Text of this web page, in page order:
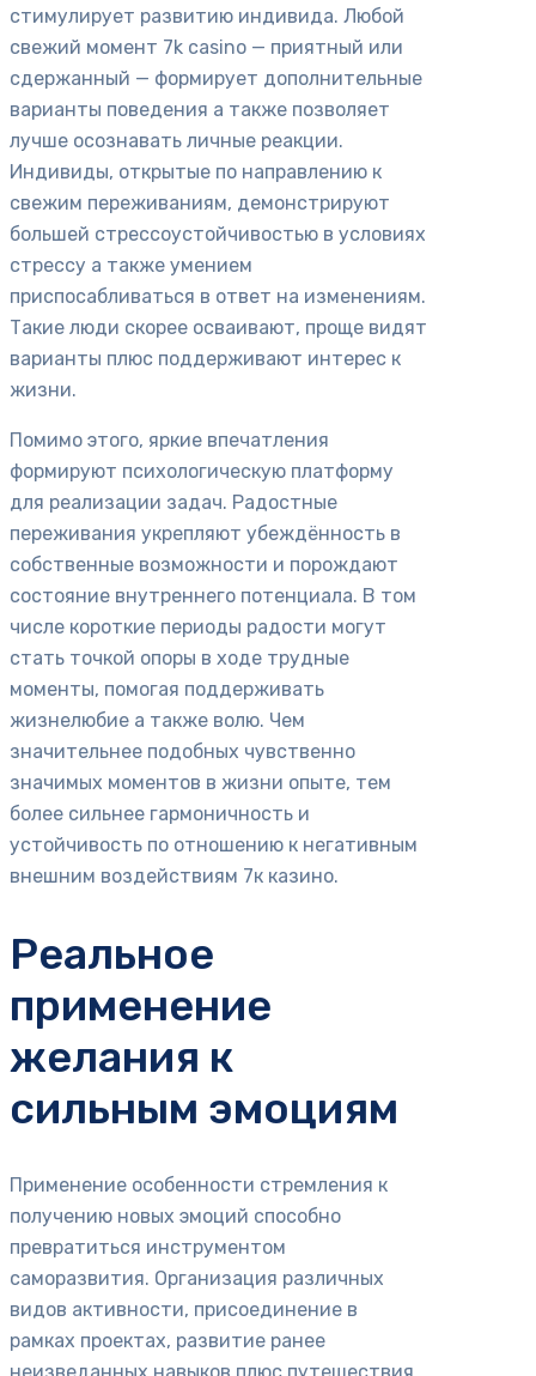
стимулирует развитию индивида. Любой
свежий момент 7k casino — приятный или
сдержанный — формирует дополнительные
варианты поведения а также позволяет
лучше осознавать личные реакции.
Индивиды, открытые по направлению к
свежим переживаниям, демонстрируют
большей стрессоустойчивостью в условиях
стрессу а также умением
приспосабливаться в ответ на изменениям.
Такие люди скорее осваивают, проще видят
варианты плюс поддерживают интерес к
жизни.
Помимо этого, яркие впечатления
формируют психологическую платформу
для реализации задач. Радостные
переживания укрепляют убеждённость в
собственные возможности и порождают
состояние внутреннего потенциала. В том
числе короткие периоды радости могут
стать точкой опоры в ходе трудные
моменты, помогая поддерживать
жизнелюбие а также волю. Чем
значительнее подобных чувственно
значимых моментов в жизни опыте, тем
более сильнее гармоничность и
устойчивость по отношению к негативным
внешним воздействиям 7к казино.
Реальное
применение
желания к
сильным эмоциям
Применение особенности стремления к
получению новых эмоций способно
превратиться инструментом
саморазвития. Организация различных
видов активности, присоединение в
рамках проектах, развитие ранее
неизведанных навыков плюс путешествия